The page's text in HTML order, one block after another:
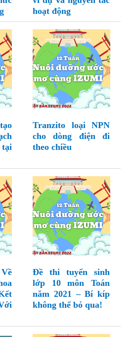
hoạt động
Tranzito loại NPN
cho dòng điện đi
theo chiều
Đề thi tuyển sinh
lớp 10 môn Toán
năm 2021 – Bí kíp
không thể bỏ qua!